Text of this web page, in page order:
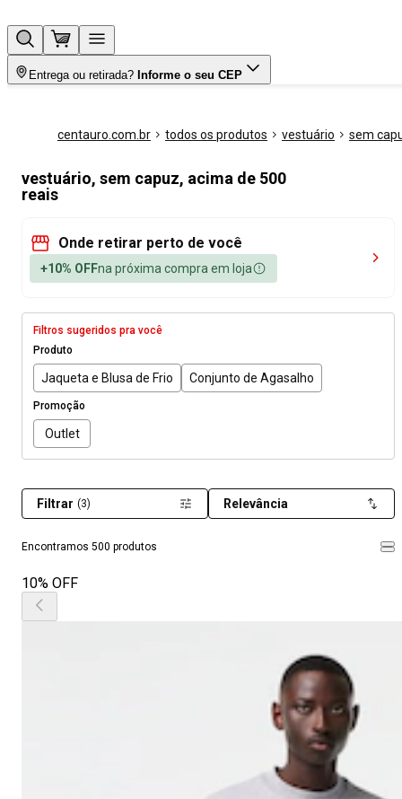
Entrega ou retirada? Informe o seu CEP
centauro.com.br todos os produtos vestuário sem
vestuário, sem capuz, acima de 500
reais
Onde retirar perto de você
+10% OFFna próxima compra em loja
Filtros sugeridos pra você
Produto
Jaqueta e Blusa de Frio Conjunto de Agasalho
Promoção
Outlet
Encontramos 500 produtos
Filtrar (3) Relevância
10% OFF